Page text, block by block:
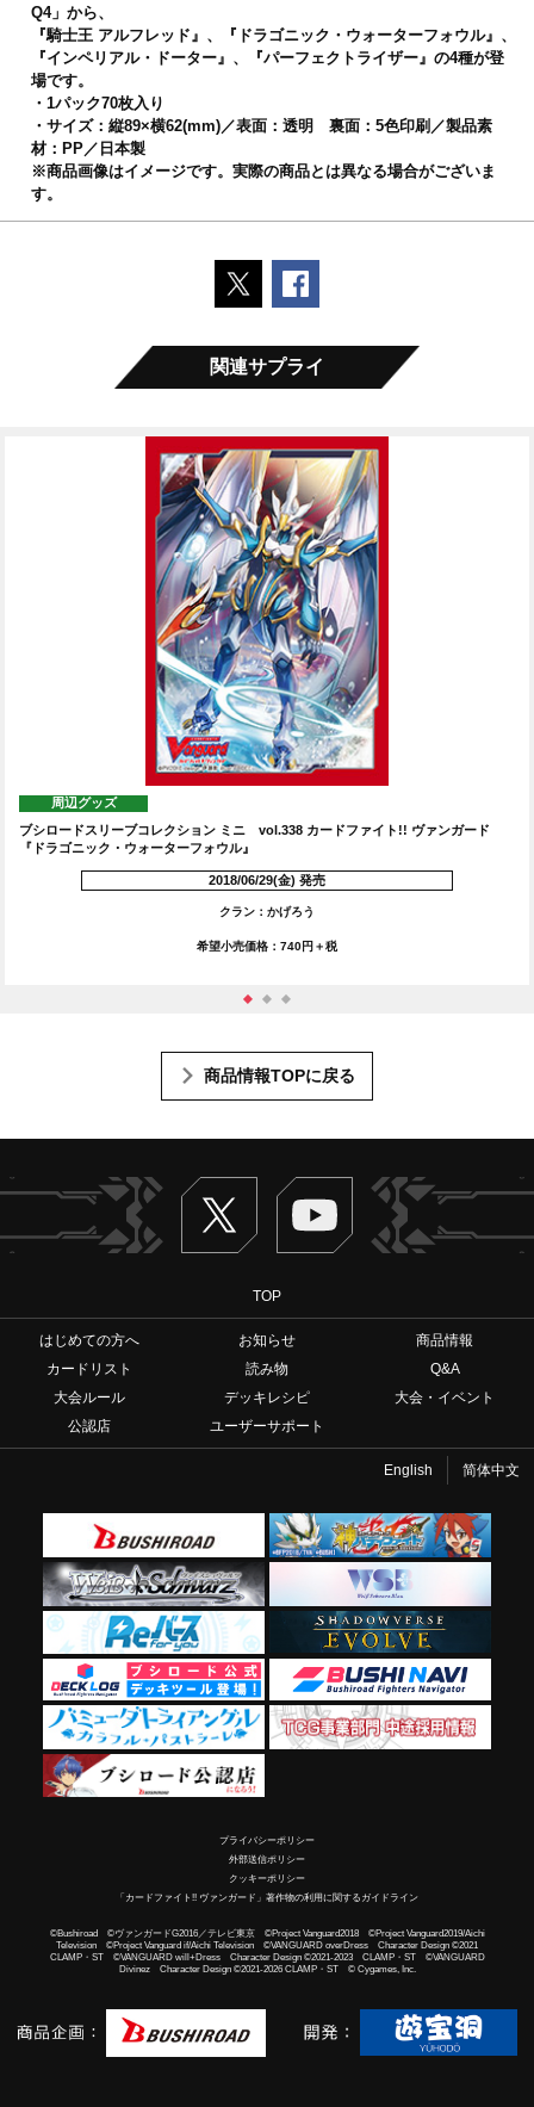
Q4」から、
『騎士王 アルフレッド』、『ドラゴニック・ウォーターフォウル』、
『インペリアル・ドーター』、『パーフェクトライザー』の4種が登
場です。
・1パック70枚入り
・サイズ：縦89×横62(mm)／表面：透明 裏面：5色印刷／製品素
材：PP／日本製
※商品画像はイメージです。実際の商品とは異なる場合がございま
す。
ポストする
関連サプライ
周辺グッズ
ブシロードスリーブコレクション ミニ vol.338 カードファイト!! ヴァンガード
『ドラゴニック・ウォーターフォウル』
2018/06/29(金) 発売
クラン：かげろう
希望小売価格：740円＋税
商品情報TOPに戻る
Twitter ヴァンガードch
TOP
はじめての方へ お知らせ
商品情報
カードリスト
読み物
Q&A
大会ルール
デッキレシピ
大会・イベント
公認店
ユーザーサポート
English 简体中文
プライバシーポリシー
外部送信ポリシー
クッキーポリシー
「カードファイト!! ヴァンガード」著作物の利用に関するガイドライン
©Bushiroad ©ヴァンガードG2016／テレビ東京 ©Project Vanguard2018 ©Project Vanguard2019/Aichi
Television ©Project Vanguard if/Aichi Television ©VANGUARD overDress Character Design ©2021
CLAMP・ST ©VANGUARD will+Dress Character Design ©2021-2023 CLAMP・ST ©VANGUARD
Divinez Character Design ©2021-2026 CLAMP・ST © Cygames, Inc.